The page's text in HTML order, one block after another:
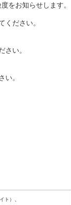
をお知らせします。
ください。
さい。
い。
ト） 、